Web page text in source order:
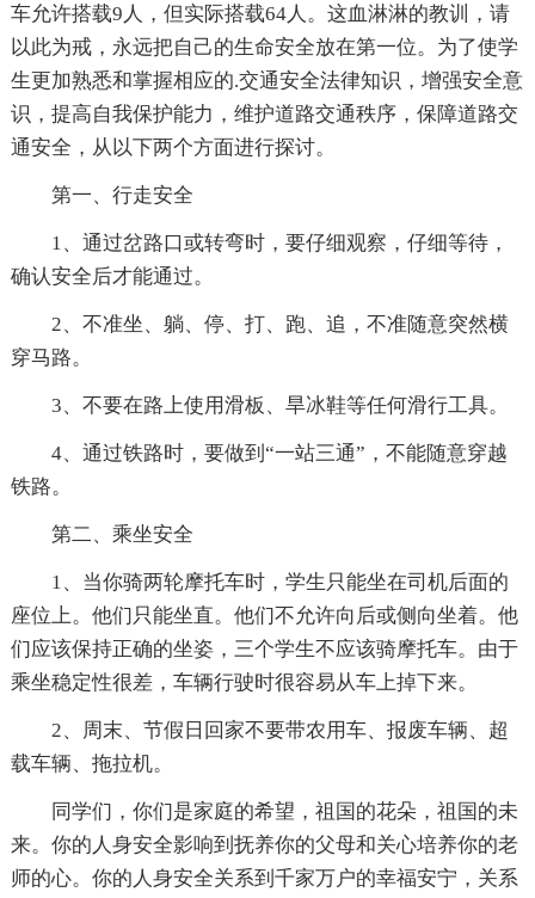
车允许搭载9人，但实际搭载64人。这血淋淋的教训，请
以此为戒，永远把自己的生命安全放在第一位。为了使学
生更加熟悉和掌握相应的.交通安全法律知识，增强安全意
识，提高自我保护能力，维护道路交通秩序，保障道路交
通安全，从以下两个方面进行探讨。
第一、行走安全
1、通过岔路口或转弯时，要仔细观察，仔细等待，
确认安全后才能通过。
2、不准坐、躺、停、打、跑、追，不准随意突然横
穿马路。
3、不要在路上使用滑板、旱冰鞋等任何滑行工具。
4、通过铁路时，要做到“一站三通”，不能随意穿越
铁路。
第二、乘坐安全
1、当你骑两轮摩托车时，学生只能坐在司机后面的
座位上。他们只能坐直。他们不允许向后或侧向坐着。他
们应该保持正确的坐姿，三个学生不应该骑摩托车。由于
乘坐稳定性很差，车辆行驶时很容易从车上掉下来。
2、周末、节假日回家不要带农用车、报废车辆、超
载车辆、拖拉机。
同学们，你们是家庭的希望，祖国的花朵，祖国的未
来。你的人身安全影响到抚养你的父母和关心培养你的老
师的心。你的人身安全关系到千家万户的幸福安宁，关系